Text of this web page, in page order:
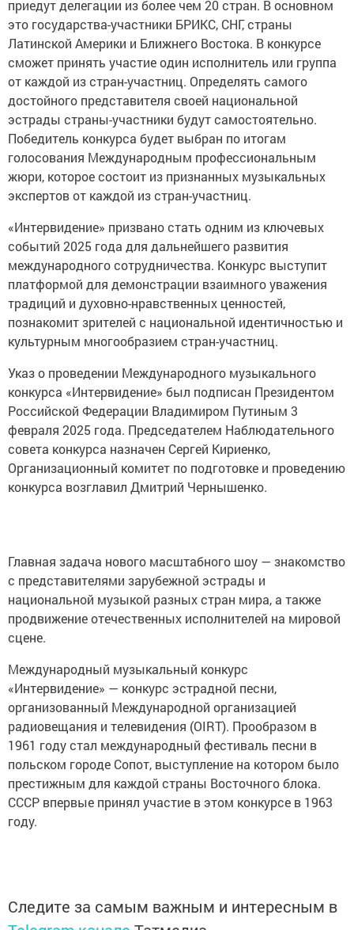
приедут делегации из более чем 20 стран. В основном
это государства-участники БРИКС, СНГ, страны
Латинской Америки и Ближнего Востока. В конкурсе
сможет принять участие один исполнитель или группа
от каждой из стран-участниц. Определять самого
достойного представителя своей национальной
эстрады страны-участники будут самостоятельно.
Победитель конкурса будет выбран по итогам
голосования Международным профессиональным
жюри, которое состоит из признанных музыкальных
экспертов от каждой из стран-участниц.
«Интервидение» призвано стать одним из ключевых
событий 2025 года для дальнейшего развития
международного сотрудничества. Конкурс выступит
платформой для демонстрации взаимного уважения
традиций и духовно-нравственных ценностей,
познакомит зрителей с национальной идентичностью и
культурным многообразием стран-участниц.
Указ о проведении Международного музыкального
конкурса «Интервидение» был подписан Президентом
Российской Федерации Владимиром Путиным 3
февраля 2025 года. Председателем Наблюдательного
совета конкурса назначен Сергей Кириенко,
Организационный комитет по подготовке и проведению
конкурса возглавил Дмитрий Чернышенко.
Главная задача нового масштабного шоу — знакомство
с представителями зарубежной эстрады и
национальной музыкой разных стран мира, а также
продвижение отечественных исполнителей на мировой
сцене.
Международный музыкальный конкурс
«Интервидение» — конкурс эстрадной песни,
организованный Международной организацией
радиовещания и телевидения (OIRT). Прообразом в
1961 году стал международный фестиваль песни в
польском городе Сопот, выступление на котором было
престижным для каждой страны Восточного блока.
СССР впервые принял участие в этом конкурсе в 1963
году.
Следите за самым важным и интересным в